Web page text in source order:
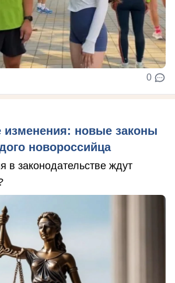
0
изменения: новые законы
новороссийца
в законодательстве ждут